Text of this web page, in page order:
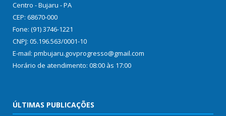
Centro - Bujaru - PA
CEP: 68670-000
Fone: (91) 3746-1221
CNPJ: 05.196.563/0001-10
E-mail: pmbujaru.govprogresso@gmail.com
Horário de atendimento: 08:00 às 17:00
ÚLTIMAS PUBLICAÇÕES